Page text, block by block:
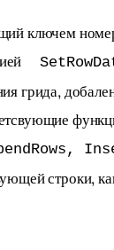
ключем
грида,
строки,